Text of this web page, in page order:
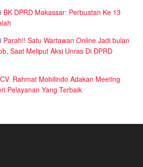
BK DPRD Makassar: Perbuatan Ke 13
Parah!! Satu Wartawan Online Jadi bulan
Saat Meliput Aksi Unras Di DPRD
CV. Rahmat Mobilindo Adakan Meeting
Pelayanan Yang Terbaik